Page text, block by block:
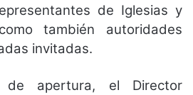
de Iglesias y
también autoridades
invitadas.
apertura, el Director